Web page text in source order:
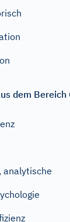
dem Bereich
analytische